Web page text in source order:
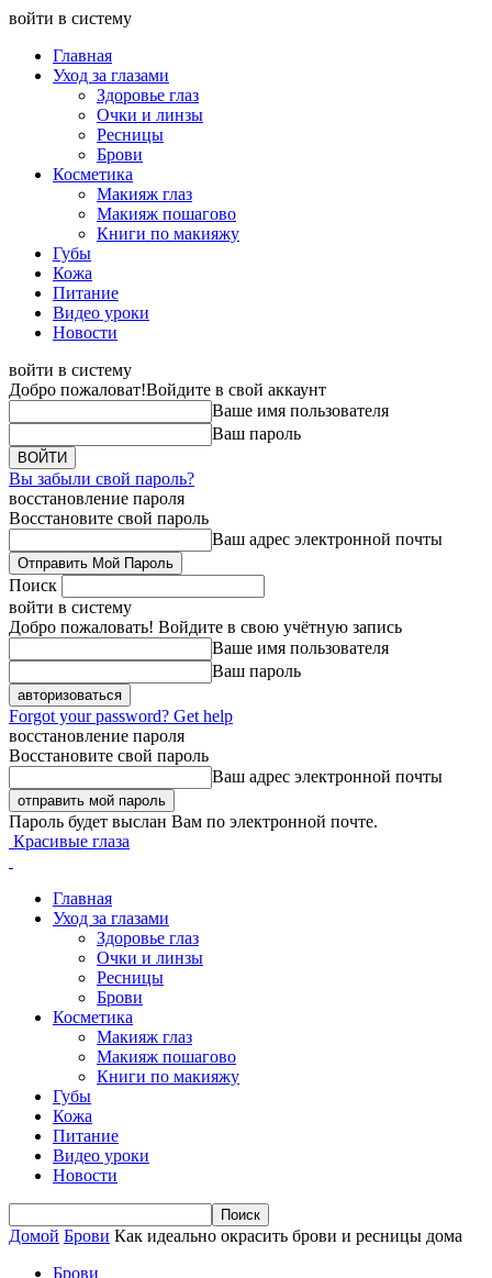
войти в систему
Главная
Уход за глазами
Здоровье глаз
Очки и линзы
Ресницы
Брови
Косметика
Макияж глаз
Макияж пошагово
Книги по макияжу
Губы
Кожа
Питание
Видео уроки
Новости
войти в систему
Добро пожаловат!Войдите в свой аккаунт
Ваше имя пользователя
Ваш пароль
Вы забыли свой пароль?
восстановление пароля
Восстановите свой пароль
Ваш адрес электронной почты
Поиск
войти в систему
Добро пожаловать! Войдите в свою учётную запись
Ваше имя пользователя
Ваш пароль
Forgot your password? Get help
восстановление пароля
Восстановите свой пароль
Ваш адрес электронной почты
Пароль будет выслан Вам по электронной почте.
Красивые глаза
Главная
Уход за глазами
Здоровье глаз
Очки и линзы
Ресницы
Брови
Косметика
Макияж глаз
Макияж пошагово
Книги по макияжу
Губы
Кожа
Питание
Видео уроки
Новости
Домой Брови Как идеально окрасить брови и ресницы дома
Брови